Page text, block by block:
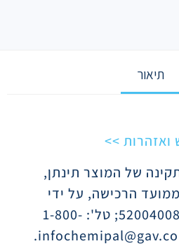
תיאור
ואזהרות >>
של המוצר תינתן,
הרכישה, על ידי
כמיפל בע"מ ח.פ. 520040080; טל': 1-800-